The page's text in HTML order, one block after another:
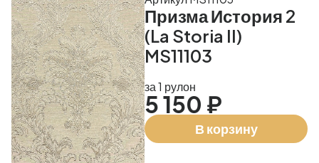
Призма История 2
(La Storia II)
MS11103
за 1 рулон
5 150 ₽
В корзину